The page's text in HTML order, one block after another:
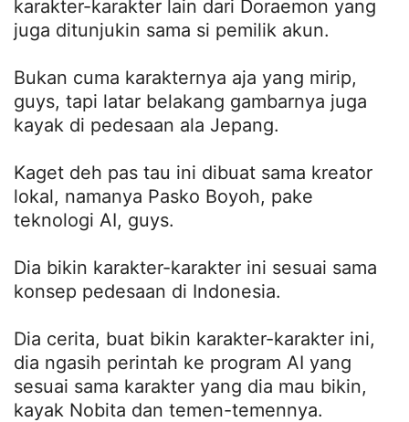
karakter-karakter lain dari Doraemon yang
juga ditunjukin sama si pemilik akun.
Bukan cuma karakternya aja yang mirip,
guys, tapi latar belakang gambarnya juga
kayak di pedesaan ala Jepang.
Kaget deh pas tau ini dibuat sama kreator
lokal, namanya Pasko Boyoh, pake
teknologi AI, guys.
Dia bikin karakter-karakter ini sesuai sama
konsep pedesaan di Indonesia.
Dia cerita, buat bikin karakter-karakter ini,
dia ngasih perintah ke program AI yang
sesuai sama karakter yang dia mau bikin,
kayak Nobita dan temen-temennya.